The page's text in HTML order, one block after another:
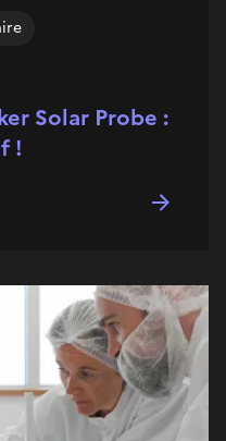
Solar Probe :
!